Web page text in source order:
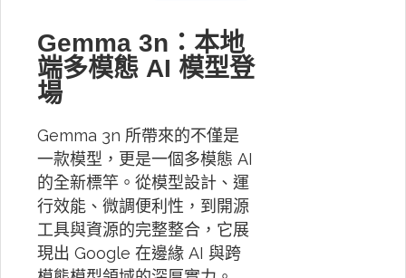
Gemma 3n：本地
端多模態 AI 模型登
場
Gemma 3n 所帶來的不僅是
一款模型，更是一個多模態 AI
的全新標竿。從模型設計、運
行效能、微調便利性，到開源
工具與資源的完整整合，它展
現出 Google 在邊緣 AI 與跨